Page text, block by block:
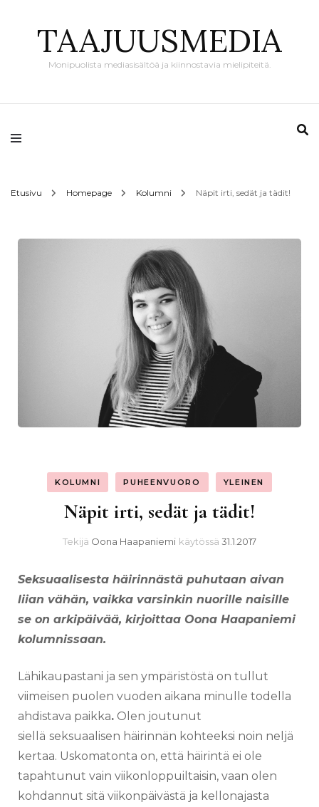
TAAJUUSMEDIA
Monipuolista mediasisältöä ja kiinnostavia mielipiteitä.
Etusivu Homepage Kolumni Näpit irti, sedät ja tädit!
KOLUMNI PUHEENVUORO YLEINEN
Näpit irti, sedät ja tädit!
Tekijä Oona Haapaniemi käytössä 31.1.2017
Seksuaalisesta häirinnästä puhutaan aivan
liian vähän, vaikka varsinkin nuorille naisille
se on arkipäivää, kirjoittaa Oona Haapaniemi
kolumnissaan.
Lähikaupastani ja sen ympäristöstä on tullut
viimeisen puolen vuoden aikana minulle todella
ahdistava paikka. Olen joutunut
siellä seksuaalisen häirinnän kohteeksi noin neljä
kertaa. Uskomatonta on, että häirintä ei ole
tapahtunut vain viikonloppuiltaisin, vaan olen
kohdannut sitä viikonpäivästä ja kellonajasta